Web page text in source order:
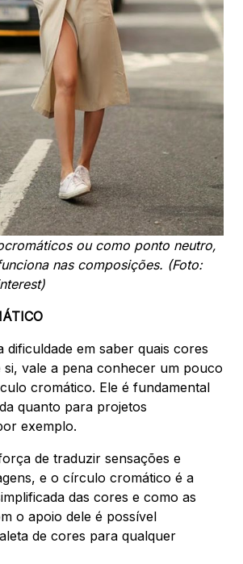
ou como ponto neutro,
nas composições. (Foto:
dificuldade em saber quais cores
vale a pena conhecer um pouco
cromático. Ele é fundamental
quanto para projetos
exemplo.
de traduzir sensações e
e o círculo cromático é a
das cores e como as
o apoio dele é possível
de cores para qualquer